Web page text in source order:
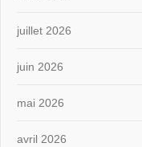
juillet 2026
juin 2026
mai 2026
avril 2026